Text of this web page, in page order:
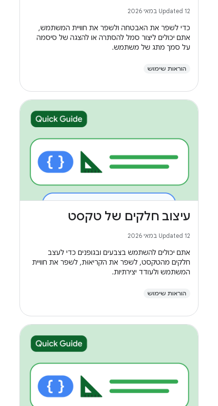
Updated 12 במאי 2026
כדי לשפר את האבטחה ולשפר את חוויית המשתמש,
אתם יכולים ליצור סמל להסתרה או להצגה של סיסמה
על סמך מתג של משתמש.
הוראות שימוש
עיצוב חלקים של טקסט
Updated 12 במאי 2026
אתם יכולים להשתמש בצבעים ובגופנים כדי לעצב
חלקים מהטקסט, לשפר את הקריאוּת, לשפר את חוויית
המשתמש ולעודד יצירתיות.
הוראות שימוש